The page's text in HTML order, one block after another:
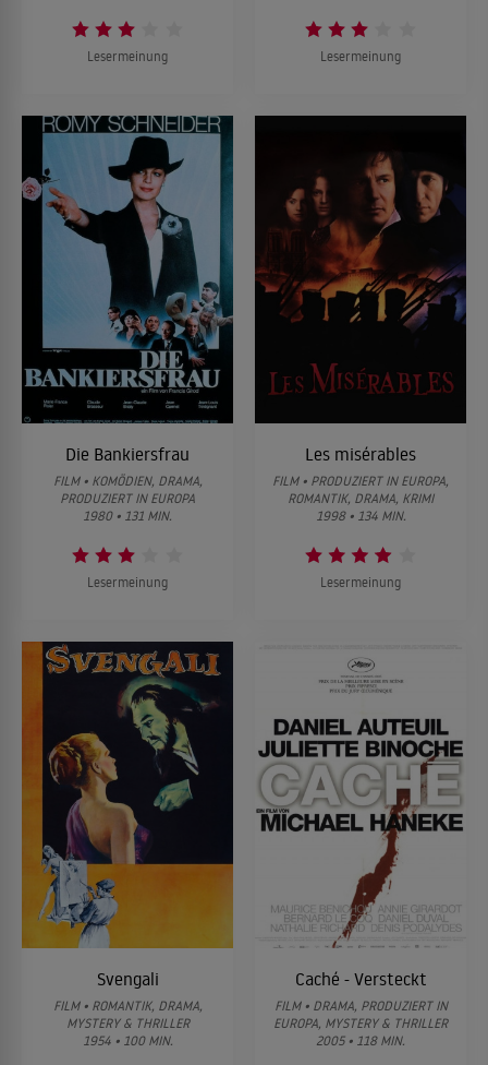
Lesermeinung Lesermeinung
Die Bankiersfrau
FILM • KOMÖDIEN, DRAMA,
PRODUZIERT IN EUROPA
1980 • 131 MIN.
Lesermeinung
Les misérables
FILM • PRODUZIERT IN EUROPA,
ROMANTIK, DRAMA, KRIMI
1998 • 134 MIN.
Lesermeinung
Svengali
FILM • ROMANTIK, DRAMA,
MYSTERY & THRILLER
1954 • 100 MIN.
Caché - Versteckt
FILM • DRAMA, PRODUZIERT IN
EUROPA, MYSTERY & THRILLER
2005 • 118 MIN.